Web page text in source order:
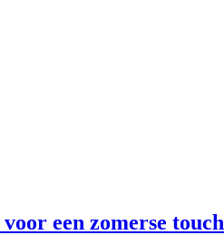
een zomerse touch